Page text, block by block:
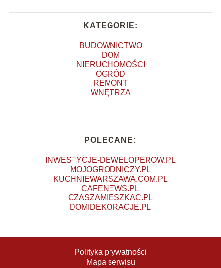
KATEGORIE:
BUDOWNICTWO
DOM
NIERUCHOMOŚCI
OGRÓD
REMONT
WNĘTRZA
POLECANE:
INWESTYCJE-DEWELOPEROW.PL
MOJOGRODNICZY.PL
KUCHNIEWARSZAWA.COM.PL
CAFENEWS.PL
CZASZAMIESZKAC.PL
DOMIDEKORACJE.PL
Polityka prywatności
Mapa serwisu